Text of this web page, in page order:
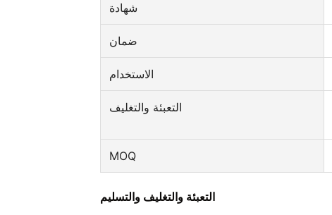
شهادة
ضمان
الاستخدام
التعبئة والتغليف
MOQ
التعبئة والتغليف والتسليم